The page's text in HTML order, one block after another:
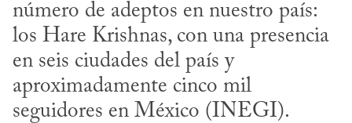
número de adeptos en nuestro país:
los Hare Krishnas, con una presencia
en seis ciudades del país y
aproximadamente cinco mil
seguidores en México (INEGI).